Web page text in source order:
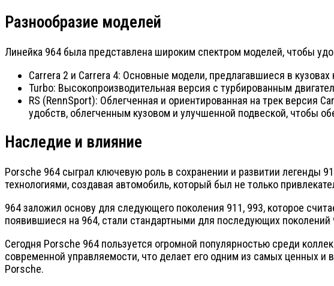
Разнообразие моделей
Линейка 964 была представлена широким спектром моделей, чтобы
Carrera 2 и Carrera 4: Основные модели, предлагавшиеся в кузовах
Turbo: Высокопроизводительная версия с турбированным
RS (RennSport): Облегченная и ориентированная на трек версия
удобств, облегченным кузовом и улучшенной подвеской, чтобы
Наследие и влияние
Porsche 964 сыграл ключевую роль в сохранении и развитии легенды
технологиями, создавая автомобиль, который был не только
964 заложил основу для следующего поколения 911, 993, которое
появившиеся на 964, стали стандартными для последующих поколений
Сегодня Porsche 964 пользуется огромной популярностью среди
современной управляемости, что делает его одним из самых ценных и
Porsche.